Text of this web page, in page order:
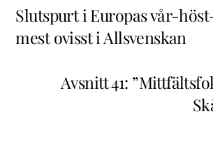
Slutspurt i Europas vår-
mest ovisst i Allsvenskan
Avsnitt 41: